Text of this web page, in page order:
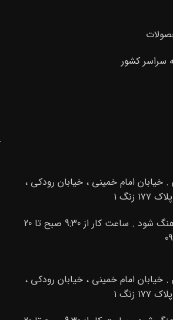
سراسر کشور
خیابان امام خمینی ، خیابان رودکی ،
زنگ ۱
قبل از مراجعه حتما هماهنگ شود . ساعت کار از 9:30 صبح تا 20
خیابان امام خمینی ، خیابان رودکی ،
زنگ ۱